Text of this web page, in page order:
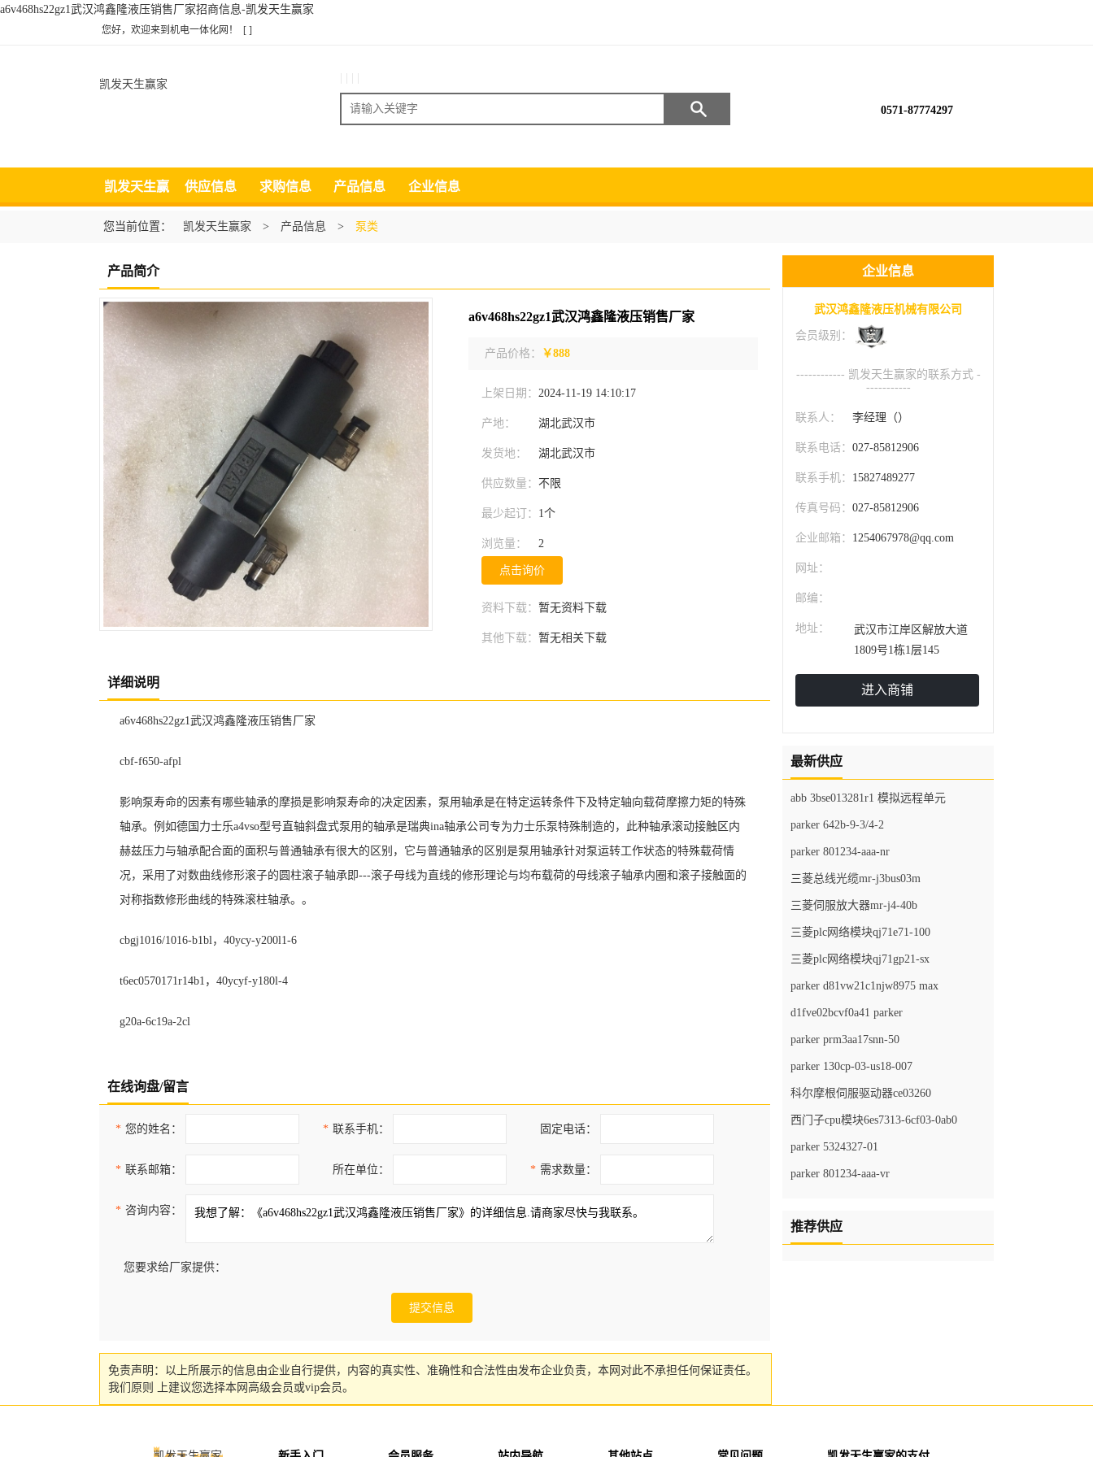
a6v468hs22gz1武汉鸿鑫隆液压销售厂家招商信息-凯发天生赢家
您好，欢迎来到机电一体化网！ [ ]
凯发天生赢家
搜索 0571-87774297
凯发天生赢
家
供应信息 求购信息 产品信息 企业信息
您当前位置： 凯发天生赢家 > 产品信息 > 泵类
产品简介
a6v468hs22gz1武汉鸿鑫隆液压销售厂家
产品价格： ￥888
上架日期： 2024-11-19 14:10:17
产地： 湖北武汉市
发货地： 湖北武汉市
供应数量： 不限
最少起订： 1个
浏览量： 2
点击询价
资料下载： 暂无资料下载
其他下载： 暂无相关下载
详细说明
a6v468hs22gz1武汉鸿鑫隆液压销售厂家
cbf-f650-afpl
影响泵寿命的因素有哪些轴承的摩损是影响泵寿命的决定因素，泵用轴承是在特定运转条件下及特定轴向载荷摩擦力矩的特殊
轴承。例如德国力士乐a4vso型号直轴斜盘式泵用的轴承是瑞典ina轴承公司专为力士乐泵特殊制造的，此种轴承滚动接触区内
赫兹压力与轴承配合面的面积与普通轴承有很大的区别，它与普通轴承的区别是泵用轴承针对泵运转工作状态的特殊载荷情
况，采用了对数曲线修形滚子的圆柱滚子轴承即---滚子母线为直线的修形理论与均布载荷的母线滚子轴承内圈和滚子接触面的
对称指数修形曲线的特殊滚柱轴承。。
cbgj1016/1016-b1bl，40ycy-y200l1-6
t6ec0570171r14b1，40ycyf-y180l-4
g20a-6c19a-2cl
在线询盘/留言
* 您的姓名： * 联系手机： 固定电话：
* 联系邮箱： 所在单位： * 需求数量：
* 咨询内容：
您要求给厂家提供：
免责声明：以上所展示的信息由企业自行提供，内容的真实性、准确性和合法性由发布企业负责，本网对此不承担任何保证责任。
我们原则 上建议您选择本网高级会员或vip会员。
企业信息
武汉鸿鑫隆液压机械有限公司
会员级别：
------------ 凯发天生赢家的联系方式 -
-----------
联系人： 李经理（）
联系电话： 027-85812906
联系手机： 15827489277
传真号码： 027-85812906
企业邮箱： 1254067978@qq.com
网址：
邮编：
地址：
武汉市江岸区解放大道
1809号1栋1层145
进入商铺
最新供应
abb 3bse013281r1 模拟远程单元
parker 642b-9-3/4-2
parker 801234-aaa-nr
三菱总线光缆mr-j3bus03m
三菱伺服放大器mr-j4-40b
三菱plc网络模块qj71e71-100
三菱plc网络模块qj71gp21-sx
parker d81vw21c1njw8975 max
d1fve02bcvf0a41 parker
parker prm3aa17snn-50
parker 130cp-03-us18-007
科尔摩根伺服驱动器ce03260
西门子cpu模块6es7313-6cf03-0ab0
parker 5324327-01
parker 801234-aaa-vr
推荐供应